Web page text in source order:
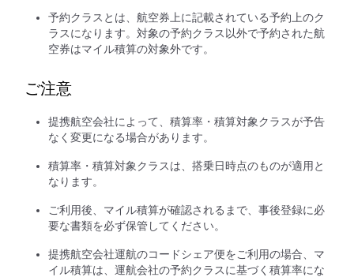
予約クラスとは、航空券上に記載されている予約上のク
ラスになります。対象の予約クラス以外で予約された航
空券はマイル積算の対象外です。
ご注意
提携航空会社によって、積算率・積算対象クラスが予告
なく変更になる場合があります。
積算率・積算対象クラスは、搭乗日時点のものが適用と
なります。
ご利用後、マイル積算が確認されるまで、事後登録に必
要な書類を必ず保管してください。
提携航空会社運航のコードシェア便をご利用の場合、マ
イル積算は、運航会社の予約クラスに基づく積算率にな